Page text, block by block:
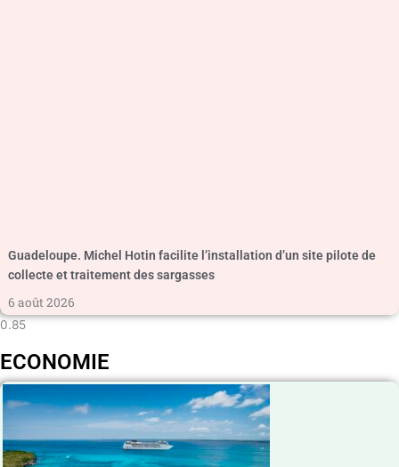
Guadeloupe. Michel Hotin facilite l’installation d’un site pilote de
collecte et traitement des sargasses
6 août 2026
ECONOMIE